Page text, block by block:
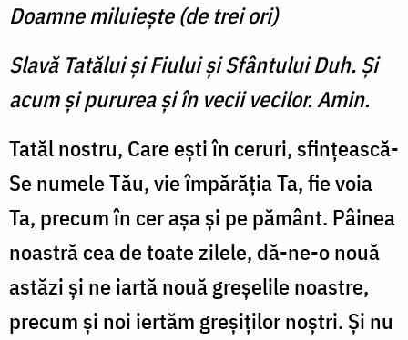
Doamne miluiește (de trei ori)
Slavă Tatălui şi Fiului şi Sfântului Duh. Şi
acum şi pururea şi în vecii vecilor. Amin.
Tatăl nostru, Care ești în ceruri, sfin­țească-
Se numele Tău, vie împărăția Ta, fie voia
Ta, precum în cer așa și pe pă­mânt. Pâinea
noastră cea de toate zilele, dă-ne-o nouă
astăzi și ne iartă nouă greșelile noastre,
precum și noi iertăm greșiților noș­tri. Și nu